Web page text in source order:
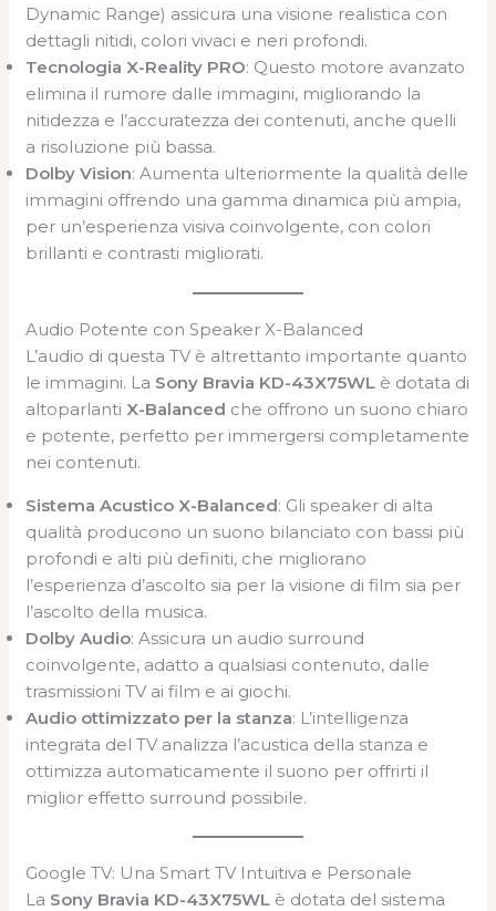
Dynamic Range) assicura una visione realistica con
dettagli nitidi, colori vivaci e neri profondi.
Tecnologia X-Reality PRO: Questo motore avanzato
elimina il rumore dalle immagini, migliorando la
nitidezza e l’accuratezza dei contenuti, anche quelli
a risoluzione più bassa.
Dolby Vision: Aumenta ulteriormente la qualità delle
immagini offrendo una gamma dinamica più ampia,
per un’esperienza visiva coinvolgente, con colori
brillanti e contrasti migliorati.
Audio Potente con Speaker X-Balanced
L’audio di questa TV è altrettanto importante quanto
le immagini. La Sony Bravia KD-43X75WL è dotata di
altoparlanti X-Balanced che offrono un suono chiaro
e potente, perfetto per immergersi completamente
nei contenuti.
Sistema Acustico X-Balanced: Gli speaker di alta
qualità producono un suono bilanciato con bassi più
profondi e alti più definiti, che migliorano
l’esperienza d’ascolto sia per la visione di film sia per
l’ascolto della musica.
Dolby Audio: Assicura un audio surround
coinvolgente, adatto a qualsiasi contenuto, dalle
trasmissioni TV ai film e ai giochi.
Audio ottimizzato per la stanza: L’intelligenza
integrata del TV analizza l’acustica della stanza e
ottimizza automaticamente il suono per offrirti il
miglior effetto surround possibile.
Google TV: Una Smart TV Intuitiva e Personale
La Sony Bravia KD-43X75WL è dotata del sistema